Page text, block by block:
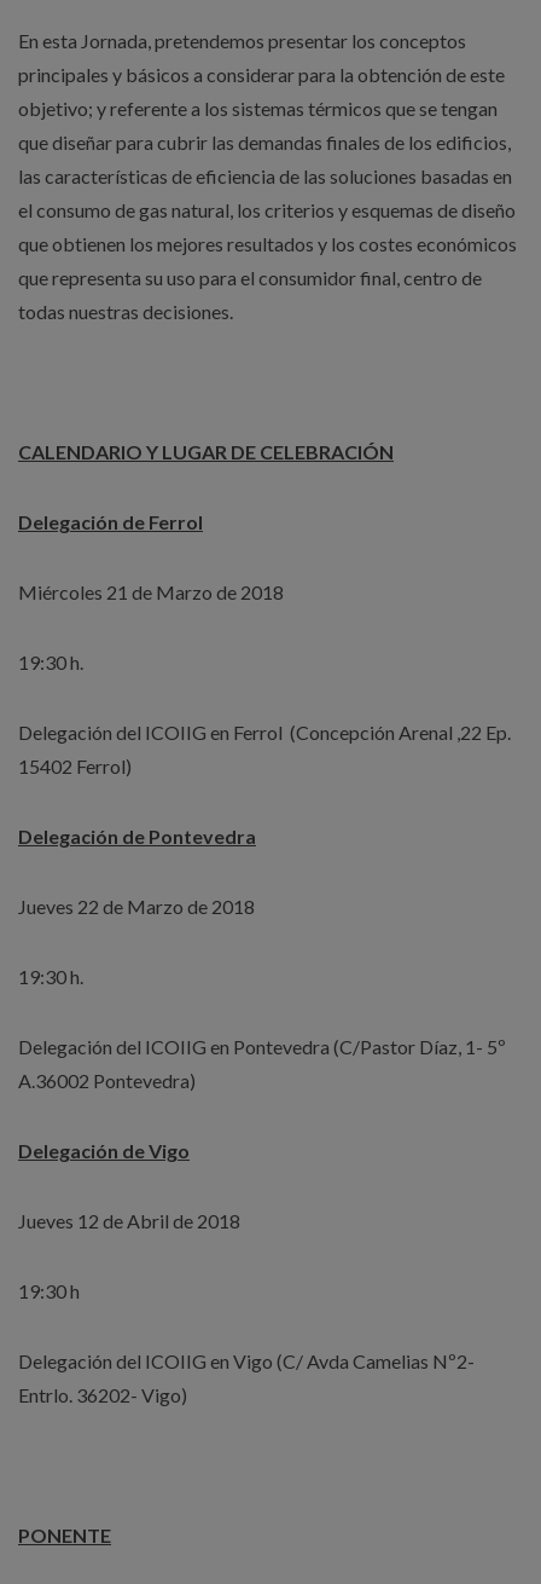
En esta Jornada, pretendemos presentar los conceptos
principales y básicos a considerar para la obtención de este
objetivo; y referente a los sistemas térmicos que se tengan
que diseñar para cubrir las demandas finales de los edificios,
las características de eficiencia de las soluciones basadas en
el consumo de gas natural, los criterios y esquemas de diseño
que obtienen los mejores resultados y los costes económicos
que representa su uso para el consumidor final, centro de
todas nuestras decisiones.
CALENDARIO Y LUGAR DE CELEBRACIÓN
Delegación de Ferrol
Miércoles 21 de Marzo de 2018
19:30 h.
Delegación del ICOIIG en Ferrol (Concepción Arenal ,22 Ep.
15402 Ferrol)
Delegación de Pontevedra
Jueves 22 de Marzo de 2018
19:30 h.
Delegación del ICOIIG en Pontevedra (C/Pastor Díaz, 1- 5º
A.36002 Pontevedra)
Delegación de Vigo
Jueves 12 de Abril de 2018
19:30 h
Delegación del ICOIIG en Vigo (C/ Avda Camelias Nº2-
Entrlo. 36202- Vigo)
PONENTE